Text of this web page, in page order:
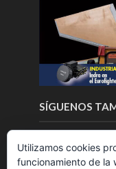
SÍGUENOS
Utilizamos cookies
funcionamiento de la